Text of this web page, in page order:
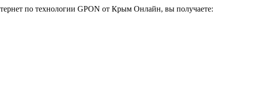
по технологии GPON от Крым Онлайн, вы получаете: